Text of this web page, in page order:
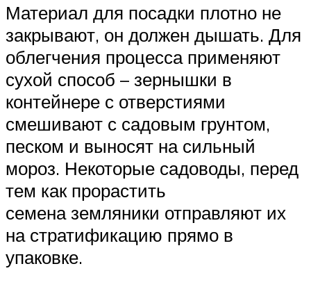
Материал для посадки плотно не
закрывают, он должен дышать. Для
облегчения процесса применяют
сухой способ – зернышки в
контейнере с отверстиями
смешивают с садовым грунтом,
песком и выносят на сильный
мороз. Некоторые садоводы, перед
тем как прорастить
семена земляники отправляют их
на стратификацию прямо в
упаковке.